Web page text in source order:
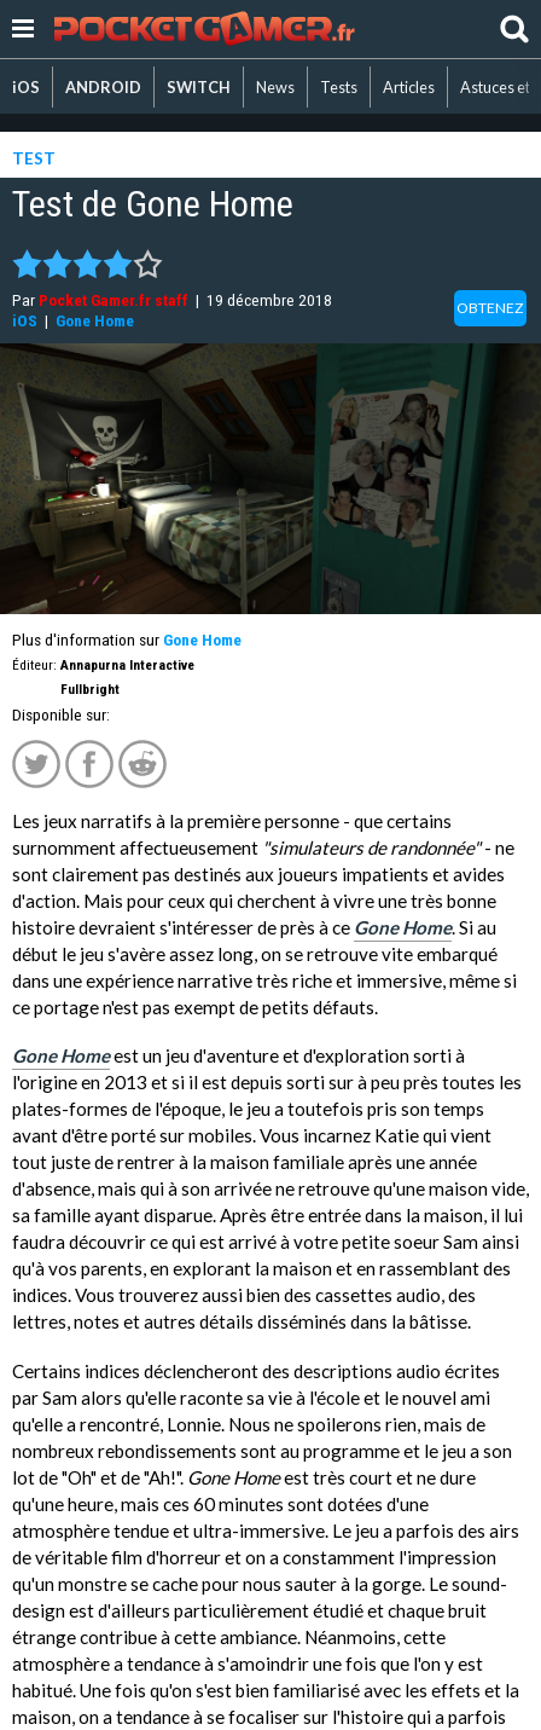
iOS ANDROID SWITCH News Tests Articles Astuces et
TEST
Test de Gone Home
Par Pocket Gamer.fr staff | 19 décembre 2018
iOS | Gone Home
OBTENEZ
Plus d'information sur Gone Home
Éditeur: Annapurna Interactive
Fullbright
Disponible sur:
Les jeux narratifs à la première personne - que certains
surnomment affectueusement "simulateurs de randonnée"- ne
sont clairement pas destinés aux joueurs impatients et avides
d'action. Mais pour ceux qui cherchent à vivre une très bonne
histoire devraient s'intéresser de près à ce Gone Home. Si au
début le jeu s'avère assez long, on se retrouve vite embarqué
dans une expérience narrative très riche et immersive, même si
ce portage n'est pas exempt de petits défauts.
Gone Homeest un jeu d'aventure et d'exploration sorti à
l'origine en 2013 et si il est depuis sorti sur à peu près toutes les
plates-formes de l'époque, le jeu a toutefois pris son temps
avant d'être porté sur mobiles. Vous incarnez Katie qui vient
tout juste de rentrer à la maison familiale après une année
d'absence, mais qui à son arrivée ne retrouve qu'une maison vide,
sa famille ayant disparue. Après être entrée dans la maison, il lui
faudra découvrir ce qui est arrivé à votre petite soeur Sam ainsi
qu'à vos parents, en explorant la maison et en rassemblant des
indices. Vous trouverez aussi bien des cassettes audio, des
lettres, notes et autres détails disséminés dans la bâtisse.
Certains indices déclencheront des descriptions audio écrites
par Sam alors qu'elle raconte sa vie à l'école et le nouvel ami
qu'elle a rencontré, Lonnie. Nous ne spoilerons rien, mais de
nombreux rebondissements sont au programme et le jeu a son
lot de "Oh" et de "Ah!". Gone Homeest très court et ne dure
qu'une heure, mais ces 60 minutes sont dotées d'une
atmosphère tendue et ultra-immersive. Le jeu a parfois des airs
de véritable film d'horreur et on a constamment l'impression
qu'un monstre se cache pour nous sauter à la gorge. Le sound-
design est d'ailleurs particulièrement étudié et chaque bruit
étrange contribue à cette ambiance. Néanmoins, cette
atmosphère a tendance à s'amoindrir une fois que l'on y est
habitué. Une fois qu'on s'est bien familiarisé avec les effets et la
maison, on a tendance à se focaliser sur l'histoire qui a parfois